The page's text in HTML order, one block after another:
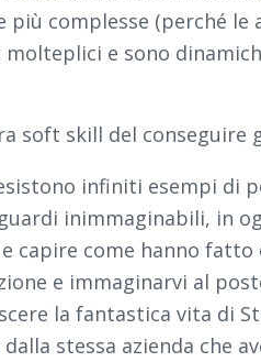
complesse (perché le
e sono
soft skill del conseguire
infiniti esempi di
inimmaginabili, in
capire come hanno
e immaginarvi al
la fantastica vita di
stessa azienda che